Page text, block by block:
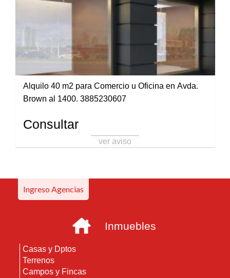
Alquilo 40 m2 para Comercio u Oficina en Avda.
Brown al 1400. 3885230607
Consultar
ver aviso
Ingreso Agencias
Inmuebles
Casas y Dptos
Terrenos
Campos y Fincas